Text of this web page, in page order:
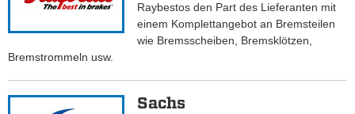
Raybestos den Part des Lieferanten mit
einem Komplettangebot an Bremsteilen
wie Bremsscheiben, Bremsklötzen,
Bremstrommeln usw.
Sachs